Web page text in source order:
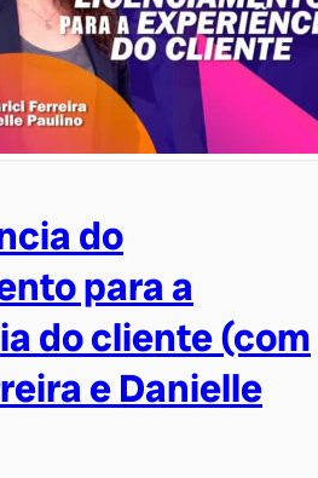
do
para a
do cliente (com
e Danielle